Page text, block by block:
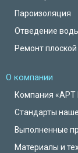
Пароизоляция
Отведение
Ремонт
О компании
Компания «АРТ
Стандарты
Выполненные
Материалы и